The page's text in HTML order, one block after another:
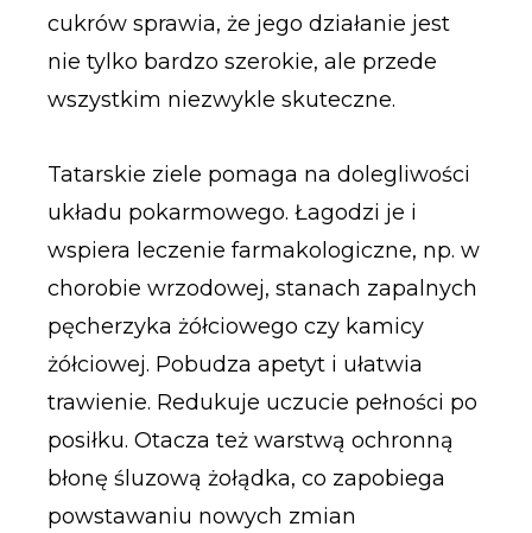
cukrów sprawia, że jego działanie jest
nie tylko bardzo szerokie, ale przede
wszystkim niezwykle skuteczne.
Tatarskie ziele pomaga na dolegliwości
układu pokarmowego. Łagodzi je i
wspiera leczenie farmakologiczne, np. w
chorobie wrzodowej, stanach zapalnych
pęcherzyka żółciowego czy kamicy
żółciowej. Pobudza apetyt i ułatwia
trawienie. Redukuje uczucie pełności po
posiłku. Otacza też warstwą ochronną
błonę śluzową żołądka, co zapobiega
powstawaniu nowych zmian